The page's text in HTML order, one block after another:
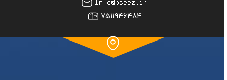
۷۵۱۱۹۴۶۴۸۴